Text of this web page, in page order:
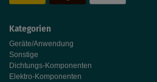
Kategorien
Geräte/Anwendung
Sonstige
Dichtungs-Komponenten
Elektro-Komponenten